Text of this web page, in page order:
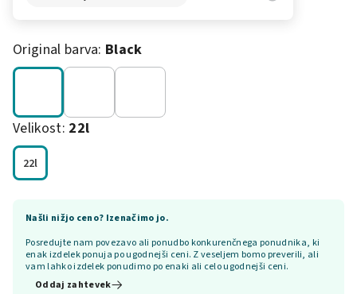
Original barva: Black
Velikost: 22l
22l
Našli nižjo ceno? Izenačimo jo.
Posredujte nam povezavo ali ponudbo konkurenčnega ponudnika, ki
enak izdelek ponuja po ugodnejši ceni. Z veseljem bomo preverili, ali
vam lahko izdelek ponudimo po enaki ali celo ugodnejši ceni.
Oddaj zahtevek